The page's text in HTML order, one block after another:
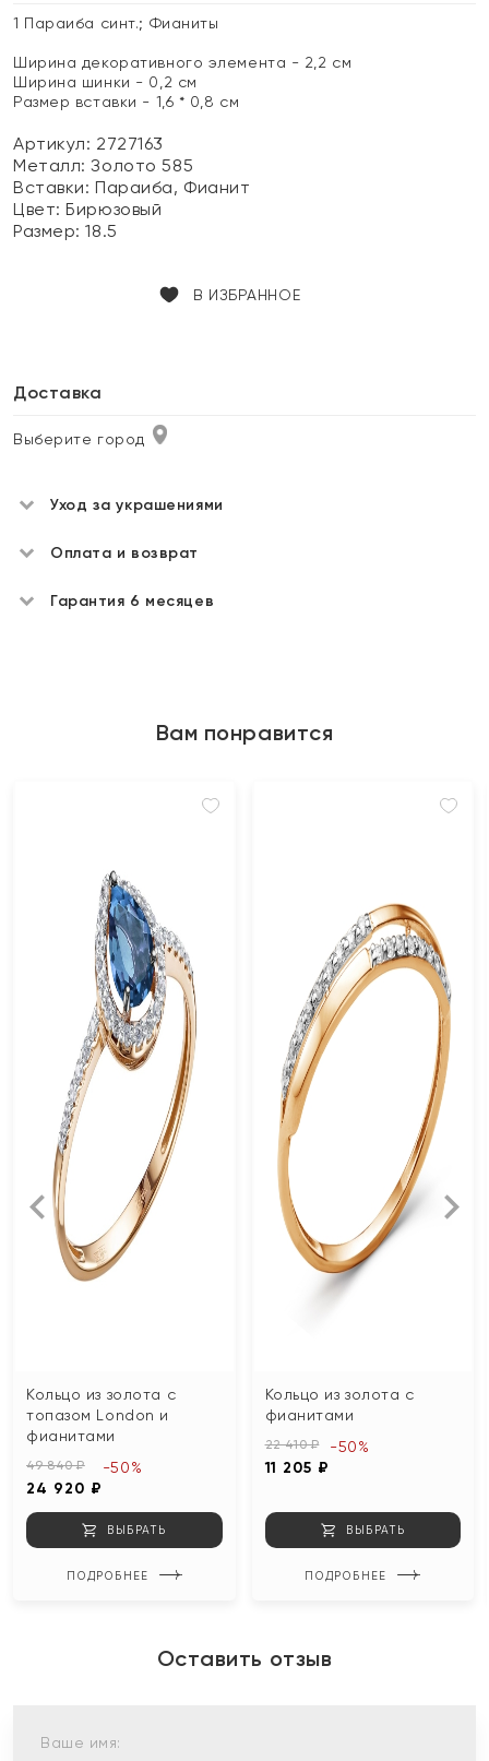
1 Параиба синт.; Фианиты
Ширина декоративного элемента - 2,2 см
Ширина шинки - 0,2 см
Размер вставки - 1,6 * 0,8 см
Артикул: 2727163
Металл:Золото 585
Вставки:Параиба, Фианит
Цвет:Бирюзовый
Размер:18.5
В ИЗБРАННОЕ
Доставка
Выберите город
Уход за украшениями
Оплата и возврат
Гарантия 6 месяцев
Вам понравится
Кольцо из золота с
топазом London и
фианитами
49 840 ₽
24 920 ₽
-50%
ВЫБРАТЬ
ПОДРОБНЕЕ
Кольцо из золота с
фианитами
22 410 ₽
11 205 ₽
-50%
ВЫБРАТЬ
ПОДРОБНЕЕ
Оставить отзыв
Ваше имя: